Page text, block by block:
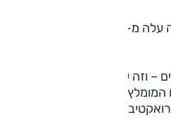
לכל הרכבים שנמכרו.